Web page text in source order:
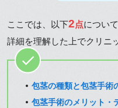
ここでは、以下2点につい
詳細を理解した上でクリニ
包茎の種類と包茎手術
包茎手術のメリット・